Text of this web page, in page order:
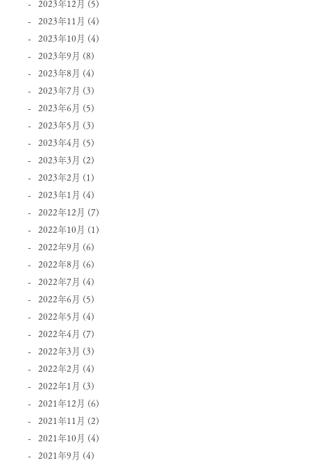
2023年12月 (5)
2023年11月 (4)
2023年10月 (4)
2023年9月 (8)
2023年8月 (4)
2023年7月 (3)
2023年6月 (5)
2023年5月 (3)
2023年4月 (5)
2023年3月 (2)
2023年2月 (1)
2023年1月 (4)
2022年12月 (7)
2022年10月 (1)
2022年9月 (6)
2022年8月 (6)
2022年7月 (4)
2022年6月 (5)
2022年5月 (4)
2022年4月 (7)
2022年3月 (3)
2022年2月 (4)
2022年1月 (3)
2021年12月 (6)
2021年11月 (2)
2021年10月 (4)
2021年9月 (4)